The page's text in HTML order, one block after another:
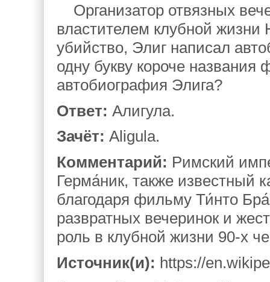
Организатор отвязных
властителем клубной
убийство, Элиг написал
одну букву короче
автобиография Элига?
Ответ: Алигула.
Зачёт: Aligula.
Комментарий: Римский
Герма́ник, также известный
благодаря фильму Ти́нто
развратных вечеринок и
роль в клубной жизни 90-х
Источник(и): https://